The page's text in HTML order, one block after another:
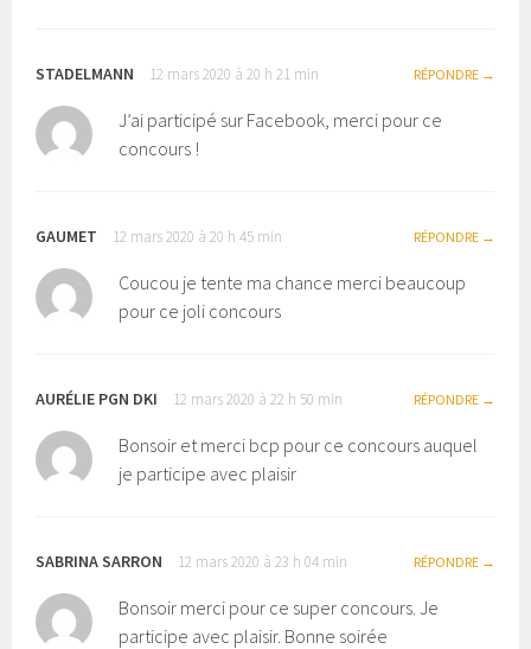
STADELMANN 12 mars 2020 à 20 h 21 min RÉPONDRE
J’ai participé sur Facebook, merci pour ce
concours !
GAUMET 12 mars 2020 à 20 h 45 min RÉPONDRE
Coucou je tente ma chance merci beaucoup
pour ce joli concours
AURÉLIE PGN DKI 12 mars 2020 à 22 h 50 min RÉPONDRE
Bonsoir et merci bcp pour ce concours auquel
je participe avec plaisir
SABRINA SARRON 12 mars 2020 à 23 h 04 min RÉPONDRE
Bonsoir merci pour ce super concours. Je
participe avec plaisir. Bonne soirée